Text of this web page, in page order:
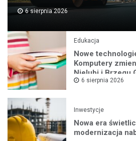
6 sierpnia 2026
Edukacja
Nowe
Komputery
Nielubi i Brzegu
6 sierpnia 2026
Inwestycje
Nowa era
modernizacja